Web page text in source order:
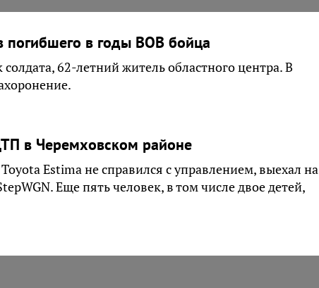
погибшего в годы ВОВ бойца
62-летний житель областного центра. В
в Черемховском районе
Estima не справился с управлением, выехал на
Еще пять человек, в том числе двое детей,